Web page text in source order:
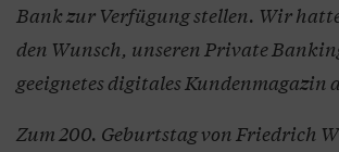
Bank zur Verfügung stellen. Wir
den Wunsch, unseren Private
geeignetes digitales Kundenmagazin
Zum 200. Geburtstag von Friedrich